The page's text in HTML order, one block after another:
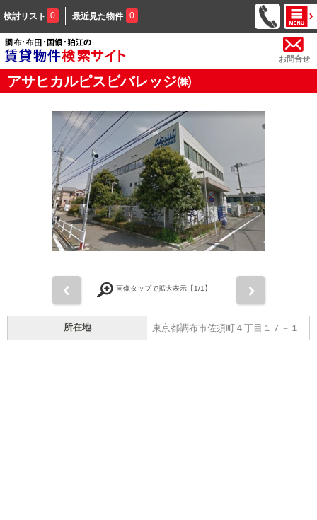
検討リスト 0 最近見た物件 0
お問合せ
アサヒカルピスビバレッジ㈱
画像タップで拡大表示【1/1】
所在地 東京都調布市佐須町４丁目１７－１